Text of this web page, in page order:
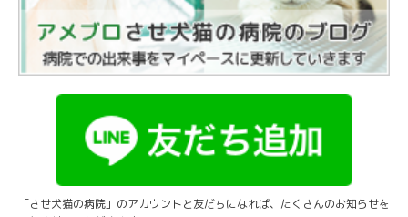
「させ犬猫の病院」のアカウントと友だちになれば、たくさんのお知らせを